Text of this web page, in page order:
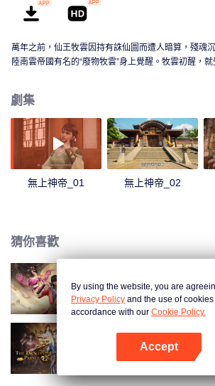
萬年之前，仙王牧雲因持有誅仙圖而遭人暗算，殘魂
陸南雲帝國有名的“廢物牧雲”身上覺醒。牧雲初醒，
夢瑤結親的消息。秦夢瑤寒毒在身，活不過二十歲，
家的利益。但在牧林辰的勸說下，牧雲以煉丹為條件
了淬骨丹，牧雲的修為有了第一次提升。莫問時常來
直想請莫問來治療孫女秦夢瑤。莫問暗示讓牧雲一試
體內的誅仙圖，得知秦夢瑤體內的並非寒毒，而是冰
瑤，冰凰神魄的力量使得秦夢瑤修為突飛猛進。在見
夢瑤對牧雲充滿了好奇和興趣，於是成為了北雲學院
獵狼，讓妙仙語十分震驚。而被人指派暗殺牧雲的柳
脫力之機會，紛紛現身準備對牧雲下手。
劇集
無上神帝_01 無上神帝_02
猜你喜歡
武映三千道
By using the website, you are
Privacy Policy and the use of cookies
accordance with our Cookie Policy.
Accept